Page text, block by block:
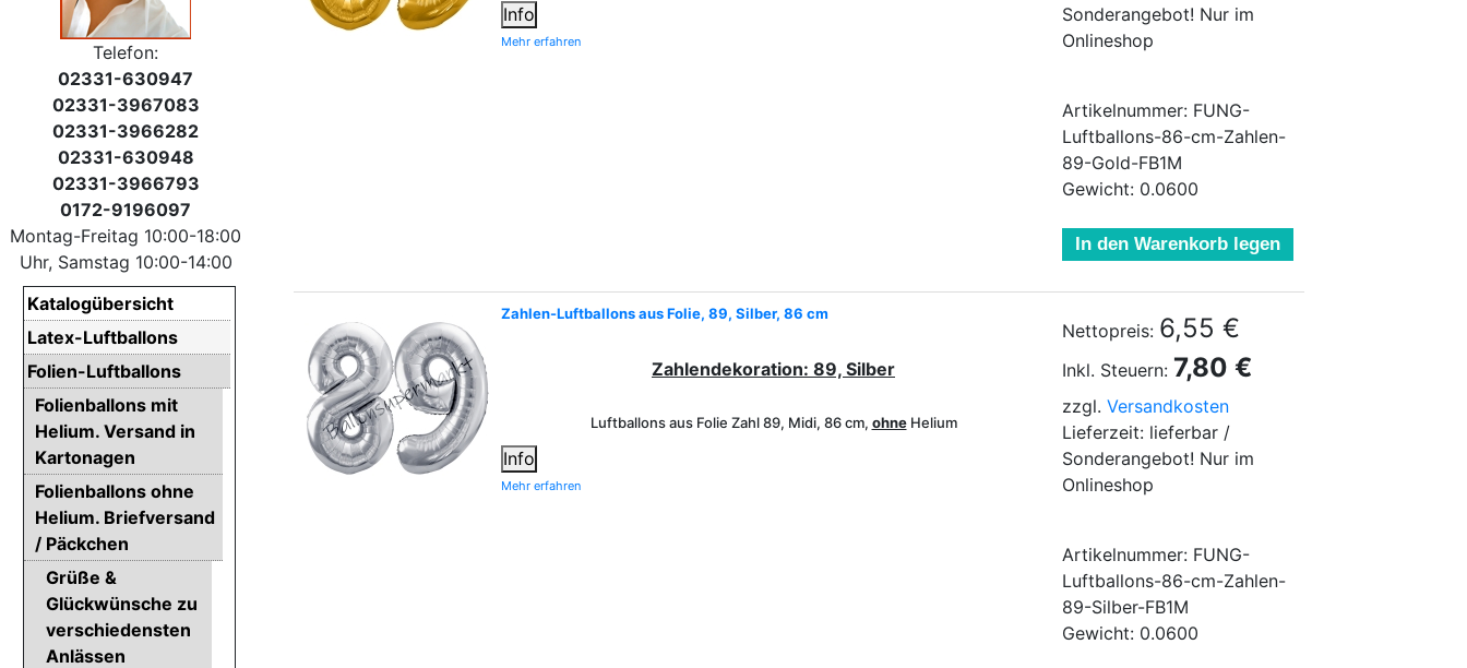
Info
Mehr erfahren
Sonderangebot! Nur im
Onlineshop
Artikelnummer: FUNG-
Luftballons-86-cm-Zahlen-
89-Gold-FB1M
Gewicht: 0.0600
In den Warenkorb legen
Zahlen-Luftballons aus Folie, 89, Silber, 86 cm
Zahlendekoration: 89, Silber
Luftballons aus Folie Zahl 89, Midi, 86 cm, ohneHelium
Info
Mehr erfahren
Nettopreis: 6,55 €
Inkl. Steuern: 7,80 €
zzgl. Versandkosten
Lieferzeit: lieferbar /
Sonderangebot! Nur im
Onlineshop
Artikelnummer: FUNG-
Luftballons-86-cm-Zahlen-
89-Silber-FB1M
Gewicht: 0.0600
Telefon:
02331-630947
02331-3967083
02331-3966282
02331-630948
02331-3966793
0172-9196097
Montag-Freitag 10:00-18:00
Uhr, Samstag 10:00-14:00
Katalogübersicht
Latex-Luftballons
Folien-Luftballons
Folienballons mit
Helium. Versand in
Kartonagen
Folienballons ohne
Helium. Briefversand
/ Päckchen
Grüße &
Glückwünsche zu
verschiedensten
Anlässen